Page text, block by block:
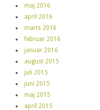
maj 2016
april 2016
marts 2016
februar 2016
januar 2016
august 2015
juli 2015
juni 2015
maj 2015
april 2015